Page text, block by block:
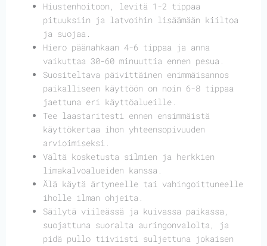
Hiustenhoitoon, levitä 1-2 tippaa
pituuksiin ja latvoihin lisäämään kiiltoa
ja suojaa.
Hiero päänahkaan 4-6 tippaa ja anna
vaikuttaa 30-60 minuuttia ennen pesua.
Suositeltava päivittäinen enimmäisannos
paikalliseen käyttöön on noin 6-8 tippaa
jaettuna eri käyttöalueille.
Tee laastaritesti ennen ensimmäistä
käyttökertaa ihon yhteensopivuuden
arvioimiseksi.
Vältä kosketusta silmien ja herkkien
limakalvoalueiden kanssa.
Älä käytä ärtyneelle tai vahingoittuneelle
iholle ilman ohjeita.
Säilytä viileässä ja kuivassa paikassa,
suojattuna suoralta auringonvalolta, ja
pidä pullo tiiviisti suljettuna jokaisen